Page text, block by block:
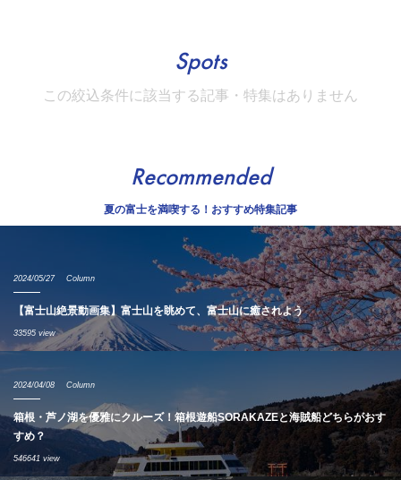
Spots
この絞込条件に該当する記事・特集はありません
Recommended
夏の富士を満喫する！おすすめ特集記事
2024/05/27 Column
【富士山絶景動画集】富士山を眺めて、富士山に癒されよう
33595 view
2024/04/08 Column
箱根・芦ノ湖を優雅にクルーズ！箱根遊船SORAKAZEと海賊船どちらがおす
すめ？
546641 view